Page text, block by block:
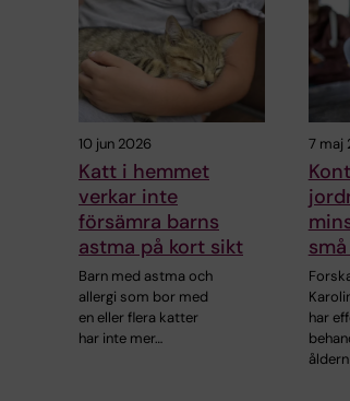
10 jun 2026
Katt i hemmet
verkar inte
försämra barns
astma på kort sikt
Barn med astma och
allergi som bor med
en eller flera katter
har inte mer…
7 maj
har
åldern